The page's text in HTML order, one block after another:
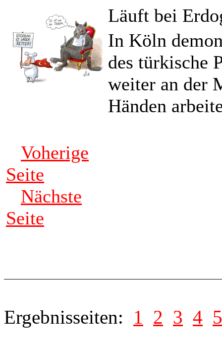
Läuft bei
In Köln
des türkische
weiter an der
Händen
Voherige
Seite
Nächste
Seite
Ergebnisseiten: 1 2 3 4 5